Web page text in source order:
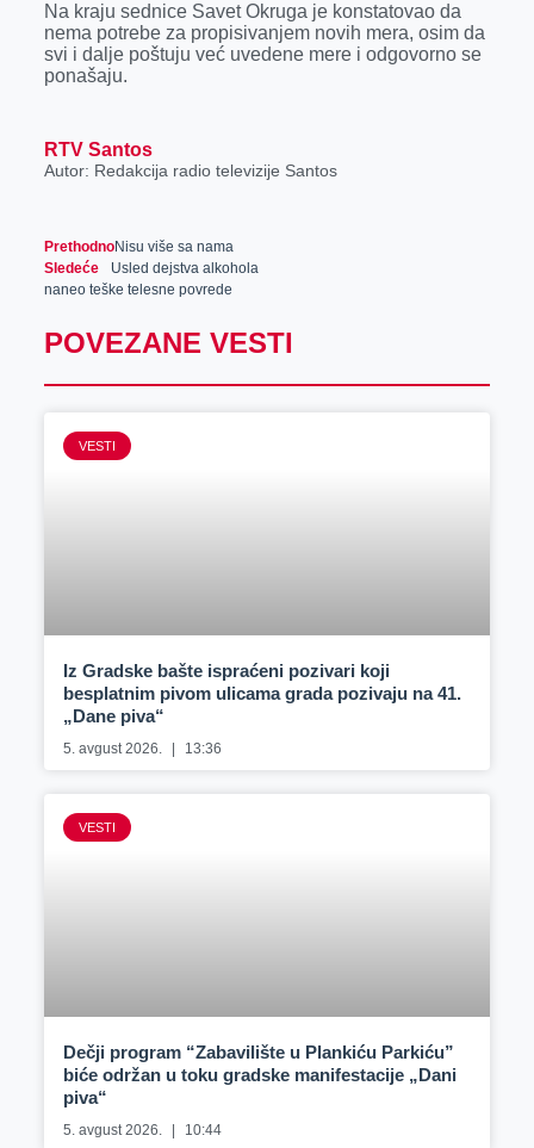
Na kraju sednice Savet Okruga je konstatovao da
nema potrebe za propisivanjem novih mera, osim da
svi i dalje poštuju već uvedene mere i odgovorno se
ponašaju.
RTV Santos
Autor: Redakcija radio televizije Santos
PrethodnoNisu više sa nama
Sledeće
Usled dejstva alkohola
naneo teške telesne povrede
POVEZANE VESTI
VESTI
Iz Gradske bašte ispraćeni pozivari koji
besplatnim pivom ulicama grada pozivaju na 41.
„Dane piva“
5. avgust 2026. 13:36
VESTI
Dečji program “Zabavilište u Plankiću Parkiću”
biće održan u toku gradske manifestacije „Dani
piva“
5. avgust 2026. 10:44